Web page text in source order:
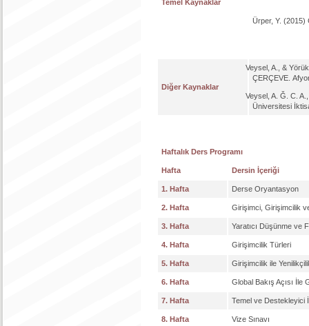
Temel Kaynaklar
Ürper, Y. (2015)
Diğer Kaynaklar
Veysel, A., &
ÇERÇEVE.
Veysel, A. Ğ. C.
Üniversitesi
Haftalık Ders Programı
Hafta Dersin İçeriği
1. Hafta Derse Oryantasyon
2. Hafta Girişimci, Girişimcilik
3. Hafta Yaratıcı Düşünme ve
4. Hafta Girişimcilik Türleri
5. Hafta Girişimcilik ile
6. Hafta Global Bakış Açısı İle
7. Hafta Temel ve Destekleyici
8. Hafta Vize Sınavı